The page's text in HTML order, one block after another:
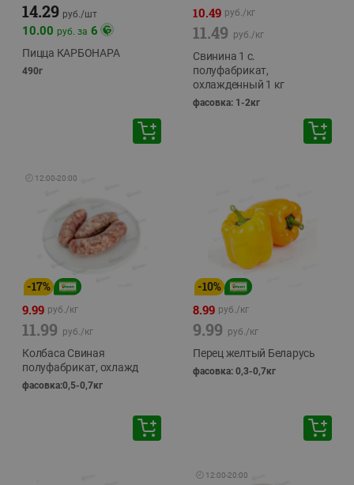
14.29 руб./шт
10.00 руб. за 6
Пицца КАРБОНАРА
490г
10.49 руб./кг
11.49 руб./кг
Свинина 1 с.
полуфабрикат,
охлажденный 1 кг
фасовка: 1-2кг
🕘 12:00-20:00
-17%
9.99 руб./кг
11.99 руб./кг
Колбаса Свиная
полуфабрикат, охлажд
фасовка:0,5-0,7кг
-10%
8.99 руб./кг
9.99 руб./кг
Перец желтый Беларусь
фасовка: 0,3-0,7кг
🕘 12:00-20:00